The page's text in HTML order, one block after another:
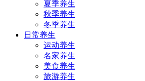
夏季养生
秋季养生
冬季养生
日常养生
运动养生
名家养生
美食养生
旅游养生